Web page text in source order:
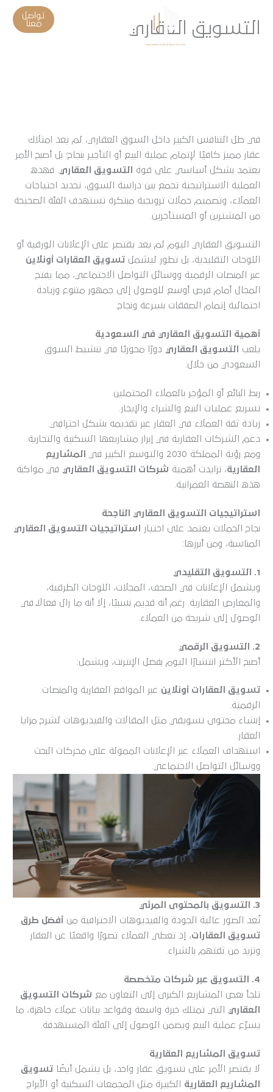
تواصل
معنا
التسويق العقاري
في ظل التنافس الكبير داخل السوق العقاري، لم يعد امتلاك
عقار مميز كافيًا لإتمام عملية البيع أو التأجير بنجاح؛ بل أصبح الأمر
يعتمد بشكل أساسي على قوة
التسويق العقاري
. فهذه
العملية الاستراتيجية تجمع بين دراسة السوق، تحديد احتياجات
العملاء، وتصميم حملات ترويجية مبتكرة تستهدف الفئة الصحيحة
من المشترين أو المستأجرين.
التسويق العقاري اليوم لم يعد يقتصر على الإعلانات الورقية أو
اللوحات التقليدية، بل تطور ليشمل تسويق العقارات أونلاين
عبر المنصات الرقمية ووسائل التواصل الاجتماعي، مما يفتح
المجال أمام فرص أوسع للوصول إلى جمهور متنوع وزيادة
احتمالية إتمام الصفقات بسرعة ونجاح.
أهمية التسويق العقاري في السعودية
يلعب
التسويق العقاري
دورًا محوريًا في تنشيط السوق
السعودي من خلال:
ربط البائع أو المؤجر بالعملاء المحتملين.
تسريع عمليات البيع والشراء والإيجار.
زيادة ثقة العملاء في العقار عبر تقديمه بشكل احترافي.
دعم الشركات العقارية في إبراز مشاريعها السكنية والتجارية.
ومع رؤية المملكة 2030 والتوسع الكبير في
المشاريع
العقارية، تزايدت أهمية شركات التسويق العقاري
في مواكبة
هذه النهضة العمرانية.
استراتيجيات التسويق العقاري الناجحة
نجاح الحملات يعتمد على اختيار
استراتيجيات التسويق العقاري
المناسبة، ومن أبرزها:
1. التسويق التقليدي
ويشمل الإعلانات في الصحف، المجلات، اللوحات الطرقية،
والمعارض العقارية. رغم أنه قديم نسبيًا، إلا أنه ما زال فعالًا في
الوصول إلى شريحة من العملاء.
2. التسويق الرقمي
أصبح الأكثر انتشارًا اليوم بفضل الإنترنت، ويشمل:
تسويق العقارات أونلاين عبر المواقع العقارية والمنصات
الرقمية.
إنشاء محتوى تسويقي مثل المقالات والفيديوهات لشرح مزايا
العقار.
استهداف العملاء عبر الإعلانات الممولة على محركات البحث
ووسائل التواصل الاجتماعي.
3. التسويق بالمحتوى المرئي
تُعد الصور عالية الجودة والفيديوهات الاحترافية من
أفضل طرق
تسويق العقارات، إذ تعطي العملاء تصورًا واقعيًا عن العقار
وتزيد من ثقتهم بالشراء.
4. التسويق عبر شركات متخصصة
تلجأ بعض المشاريع الكبرى إلى التعاون مع شركات التسويق
العقاري
التي تمتلك خبرة واسعة وقواعد بيانات عملاء جاهزة، ما
يسرّع عملية البيع ويضمن الوصول إلى الفئة المستهدفة.
تسويق المشاريع العقارية
لا يقتصر الأمر على تسويق عقار واحد، بل يشمل أيضًا تسويق
المشاريع العقارية الكبيرة مثل المجمعات السكنية أو الأبراج